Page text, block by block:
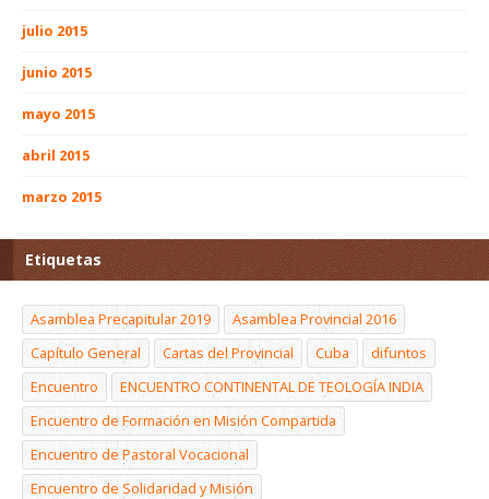
julio 2015
junio 2015
mayo 2015
abril 2015
marzo 2015
Etiquetas
Asamblea Precapitular 2019
Asamblea Provincial 2016
Capítulo General
Cartas del Provincial Cuba
difuntos
Encuentro
ENCUENTRO CONTINENTAL DE TEOLOGÍA INDIA
Encuentro de Formación en Misión Compartida
Encuentro de Pastoral Vocacional
Encuentro de Solidaridad y Misión